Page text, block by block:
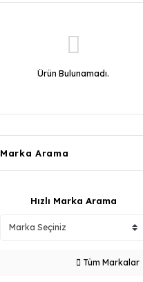
Ürün Bulunamadı.
Marka Arama
Hızlı Marka Arama
Tüm Markalar